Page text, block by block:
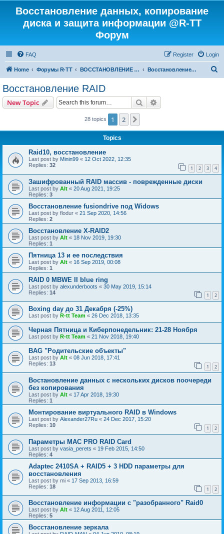
Восстановление данных, копирование
диска и защита информации @R-TT
Форум
FAQ Login
Register
Home Форумы R-TT ВОССТАНОВЛЕНИЕ ДАННЫХ И УДАЛЕННЫХ ФАЙЛОВ Восстановление RAID
Восстановление RAID
New Topic Search
28 topics 1 2
Topics
Raid10, восстановление
Last post by Minin99 « 12 Oct 2022, 12:35
Replies: 32 1 2 3 4
Зашифрованный RAID массив - поврежденные диски
Last post by Alt « 20 Aug 2021, 19:25
Replies: 3
Восстановление fusiondrive под Widows
Last post by flodur « 21 Sep 2020, 14:56
Replies: 2
Восстановление X-RAID2
Last post by Alt « 18 Nov 2019, 19:30
Replies: 1
Пятница 13 и ее последствия
Last post by Alt « 16 Sep 2019, 00:08
Replies: 1
RAID 0 MBWE II blue ring
Last post by alexunderboots « 30 May 2019, 15:14
Replies: 14 1 2
Boxing day до 31 Декабря (-25%)
Last post by R-tt Team « 26 Dec 2018, 13:35
Черная Пятница и Киберпонедельник: 21-28 Ноября
Last post by R-tt Team « 21 Nov 2018, 19:40
BAG "Родительские объекты"
Last post by Alt « 08 Jun 2018, 17:41
Replies: 13 1 2
Востановление данных с нескольких дисков поочереди
без копирования
Last post by Alt « 17 Apr 2018, 19:30
Replies: 1
Монтирование виртуального RAID в Windows
Last post by Alexander27Ru « 24 Dec 2017, 15:20
Replies: 10 1 2
Параметры МАС PRO RAID Card
Last post by vasia_perets « 19 Feb 2015, 14:50
Replies: 4
Adaptec 2410SA + RAID5 + 3 HDD параметры для
восстановления
Last post by mi « 17 Sep 2013, 16:59
Replies: 18 1 2
Восстановление информации с "разобранного" Raid0
Last post by Alt « 12 Aug 2011, 12:05
Replies: 5
Восстановление зеркала